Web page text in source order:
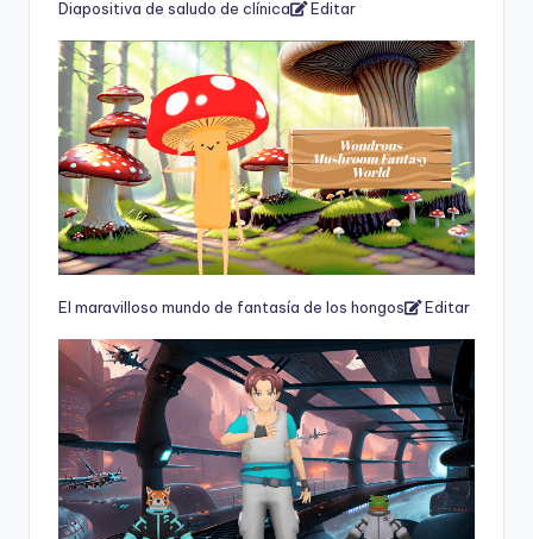
Diapositiva de saludo de clínica Editar
El maravilloso mundo de fantasía de los hongos Editar